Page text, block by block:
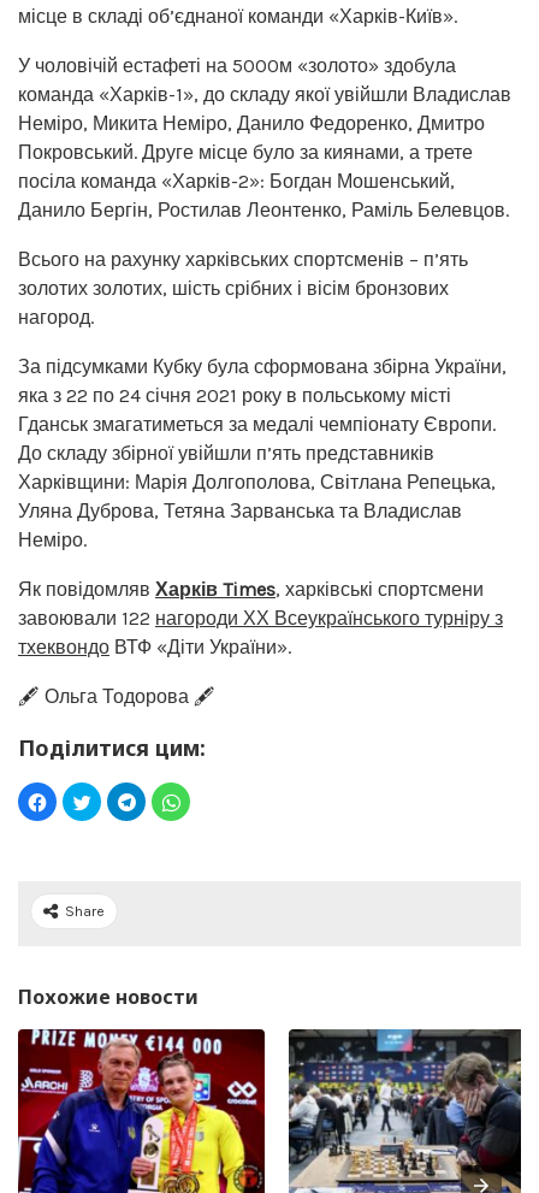
місце в складі об’єднаної команди «Харків-Київ».
У чоловічій естафеті на 5000м «золото» здобула
команда «Харків-1», до складу якої увійшли Владислав
Неміро, Микита Неміро, Данило Федоренко, Дмитро
Покровський. Друге місце було за киянами, а трете
посіла команда «Харків-2»: Богдан Мошенський,
Данило Бергін, Ростилав Леонтенко, Раміль Белевцов.
Всього на рахунку харківських спортсменів – п’ять
золотих золотих, шість срібних і вісім бронзових
нагород.
За підсумками Кубку була сформована збірна України,
яка з 22 по 24 січня 2021 року в польському місті
Гданськ змагатиметься за медалі чемпіонату Європи.
До складу збірної увійшли п’ять представників
Харківщини: Марія Долгополова, Світлана Репецька,
Уляна Дуброва, Тетяна Зарванська та Владислав
Неміро.
Як повідомляв Харків Times, харківські спортсмени
завоювали 122 нагороди ХХ Всеукраїнського турніру з
тхеквондо ВТФ «Діти України».
🖋️ Ольга Тодорова 🖋️
Поділитися цим:
Share
Похожие новости